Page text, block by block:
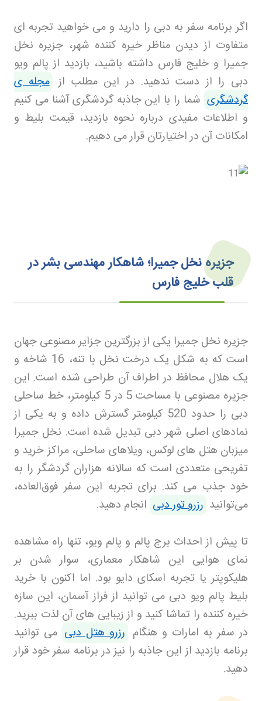
اگر برنامه سفر به دبی را دارید و می خواهید تجربه ای
متفاوت از دیدن مناظر خیره کننده شهر، جزیره نخل
جمیرا و خلیج فارس داشته باشید، بازدید از پالم ویو
دبی را از دست ندهید. در این مطلب از مجله ی
گردشگری شما را با این جاذبه گردشگری آشنا می کنیم
و اطلاعات مفیدی درباره نحوه بازدید، قیمت بلیط و
امکانات آن در اختیارتان قرار می دهیم.
جزیره نخل جمیرا؛ شاهکار مهندسی بشر در
قلب خلیج فارس
جزیره نخل جمیرا یکی از بزرگترین جزایر مصنوعی جهان
است که به شکل یک درخت نخل با تنه، 16 شاخه و
یک هلال محافظ در اطراف آن طراحی شده است. این
جزیره مصنوعی با مساحت 5 در 5 کیلومتر، خط ساحلی
دبی را حدود 520 کیلومتر گسترش داده و به یکی از
نمادهای اصلی شهر دبی تبدیل شده است. نخل جمیرا
میزبان هتل های لوکس، ویلاهای ساحلی، مراکز خرید و
تفریحی متعددی است که سالانه هزاران گردشگر را به
خود جذب می کند. برای تجربه این سفر فوق‌العاده،
می‌توانید رزرو تور دبی انجام دهید.
تا پیش از احداث برج پالم و پالم ویو، تنها راه مشاهده
نمای هوایی این شاهکار معماری، سوار شدن بر
هلیکوپتر یا تجربه اسکای دایو بود. اما اکنون با خرید
بلیط پالم ویو دبی می توانید از فراز آسمان، این سازه
خیره کننده را تماشا کنید و از زیبایی های آن لذت ببرید.
در سفر به امارات و هنگام رزرو هتل دبی می توانید
برنامه بازدید از این جاذبه را نیز در برنامه سفر خود قرار
دهید.